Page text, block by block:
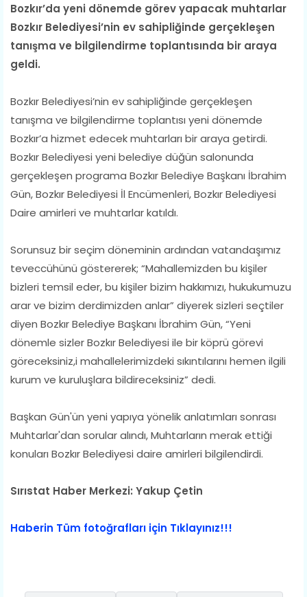
Bozkır’da yeni dönemde görev yapacak muhtarlar
Bozkır Belediyesi’nin ev sahipliğinde gerçekleşen
tanışma ve bilgilendirme toplantısında bir araya
geldi.
Bozkır Belediyesi’nin ev sahipliğinde gerçekleşen
tanışma ve bilgilendirme toplantısı yeni dönemde
Bozkır’a hizmet edecek muhtarları bir araya getirdi.
Bozkır Belediyesi yeni belediye düğün salonunda
gerçekleşen programa Bozkır Belediye Başkanı İbrahim
Gün, Bozkır Belediyesi İl Encümenleri, Bozkır Belediyesi
Daire amirleri ve muhtarlar katıldı.
Sorunsuz bir seçim döneminin ardından vatandaşımız
teveccühünü göstererek; “Mahallemizden bu kişiler
bizleri temsil eder, bu kişiler bizim hakkımızı, hukukumuzu
arar ve bizim derdimizden anlar” diyerek sizleri seçtiler
diyen Bozkır Belediye Başkanı İbrahim Gün, “Yeni
dönemle sizler Bozkır Belediyesi ile bir köprü görevi
göreceksiniz,i mahallelerimizdeki sıkıntılarını hemen ilgili
kurum ve kuruluşlara bildireceksiniz” dedi.
Başkan Gün'ün yeni yapıya yönelik anlatımları sonrası
Muhtarlar'dan sorular alındı, Muhtarların merak ettiği
konuları Bozkır Belediyesi daire amirleri bilgilendirdi.
Sırıstat Haber Merkezi: Yakup Çetin
Haberin Tüm fotoğrafları için Tıklayınız!!!